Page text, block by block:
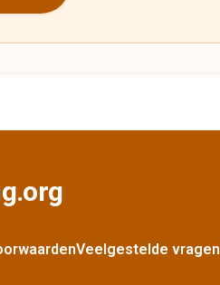
Veelgestelde vragen